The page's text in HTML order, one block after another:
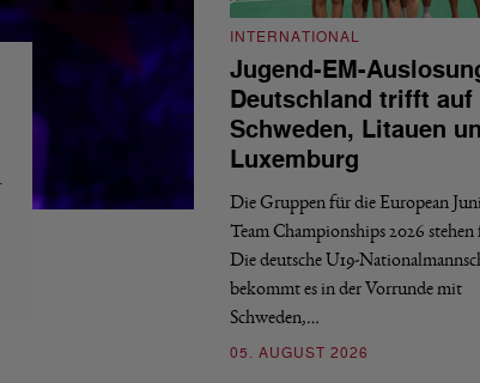
INTERNATIONAL
Jugend-EM-
Deutschland trifft auf
Schweden, Litauen
Luxemburg
Die Gruppen für die European
Team Championships 2026 stehen
Die deutsche U19-
bekommt es in der Vorrunde mit
Schweden,…
05. AUGUST 2026